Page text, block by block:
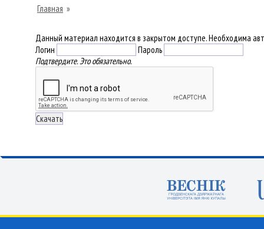
Главная »
Данный материал находится в закрытом доступе. Необходима
Логин
Пароль
Подтвердите. Это обязательно.